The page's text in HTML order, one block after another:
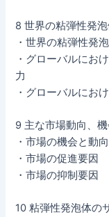
8 世界の粘弾性発
・世界の粘弾性発
・グローバルにお
力
・グローバルにお
9 主な市場動向、
・市場の機会と動向
・市場の促進要因
・市場の抑制要因
10 粘弾性発泡体の